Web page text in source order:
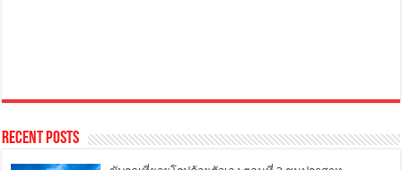
Recent Posts